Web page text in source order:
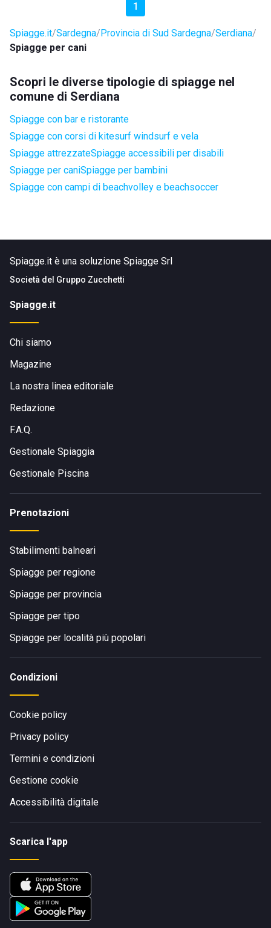
1
Spiagge.it Sardegna Provincia di Sud Sardegna Serdiana
Spiagge per cani
Scopri le diverse tipologie di spiagge nel
comune di Serdiana
Spiagge con bar e ristorante
Spiagge con corsi di kitesurf windsurf e vela
Spiagge attrezzateSpiagge accessibili per disabili
Spiagge per caniSpiagge per bambini
Spiagge con campi di beachvolley e beachsoccer
Spiagge.it è una soluzione Spiagge Srl
Società del Gruppo Zucchetti
Spiagge.it
Chi siamo
Magazine
La nostra linea editoriale
Redazione
F.A.Q.
Gestionale Spiaggia
Gestionale Piscina
Prenotazioni
Stabilimenti balneari
Spiagge per regione
Spiagge per provincia
Spiagge per tipo
Spiagge per località più popolari
Condizioni
Cookie policy
Privacy policy
Termini e condizioni
Gestione cookie
Accessibilità digitale
Scarica l'app